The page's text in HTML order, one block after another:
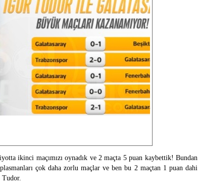
ikinci maçımızı oynadık ve 2 maçta 5 puan kaybettik! Bundan
çok daha zorlu maçlar ve ben bu 2 maçtan 1 puan dahi
Tudor.